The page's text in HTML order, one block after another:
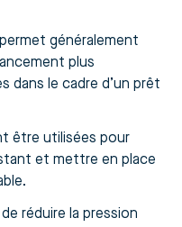
généralement
plus
dans le cadre d’un prêt
être utilisées pour
et mettre en place
réduire la pression